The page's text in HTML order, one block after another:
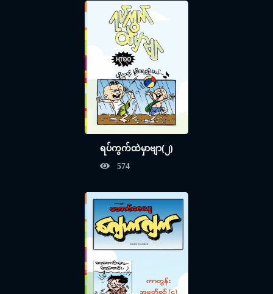
ရပ်ကွက်ထဲမှာဗျာ(၂)
574